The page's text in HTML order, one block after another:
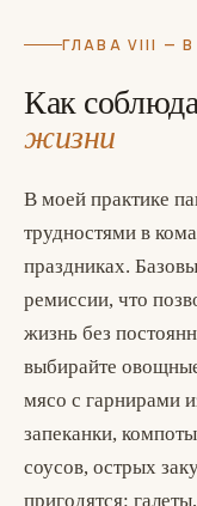
ГЛАВА VIII —
Как
жизни
В моей практике
трудностями в
праздниках.
ремиссии, что
жизнь без
выбирайте
мясо с гарнирами
запеканки,
соусов, острых
пригодятся: